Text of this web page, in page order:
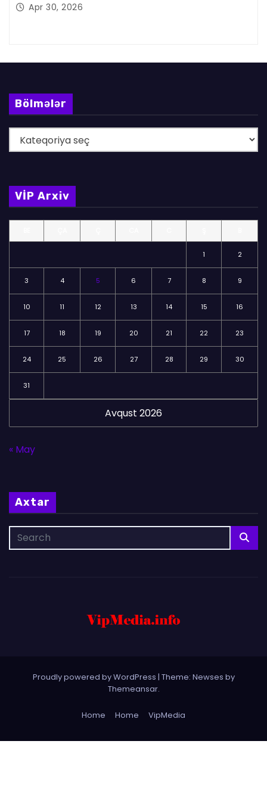
Apr 30, 2026
Bölmələr
ö
m
l
VİP Arxiv
Avqust 2026
1 2
3 4 5 6 7 8 9
10 11 12 13 14 15 16
17 18 19 20 21 22 23
24 25 26 27 28 29 30
31
« May
Axtar
Proudly powered by WordPress | Theme: Newses by
Themeansar.
Home Home VipMedia